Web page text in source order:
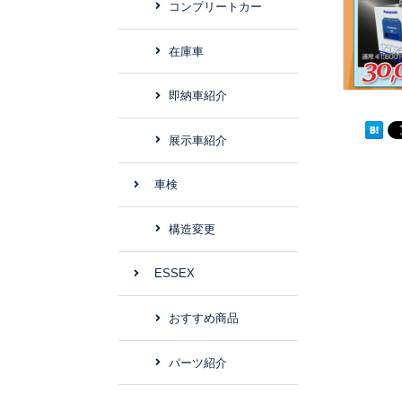
コンプリートカー
在庫車
即納車紹介
展示車紹介
車検
構造変更
ESSEX
おすすめ商品
パーツ紹介